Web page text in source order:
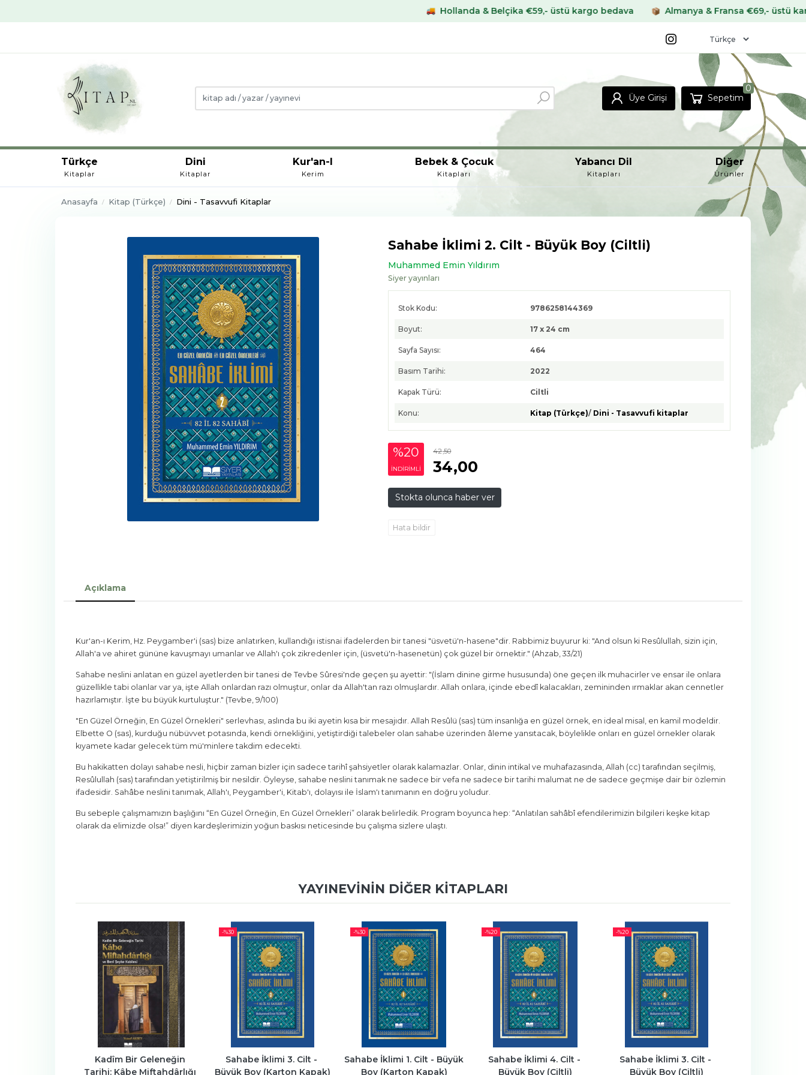
Hollanda & Belçika €59,- üstü kargo bedava Almanya & Fransa €69,- üstü kargo bedava
Üye Girişi Sepetim
0
Türkçe
Kitaplar
Dini
Kitaplar
Kur'an-I
Kerim
Bebek & Çocuk
Kitapları
Yabancı Dil
Kitapları
Diğer
Ürünler
Anasayfa Kitap (Türkçe) Dini - Tasavvufi Kitaplar
Sahabe İklimi 2. Cilt - Büyük Boy (Ciltli)
Muhammed Emin Yıldırım
Siyer yayınları
Stok Kodu: 9786258144369
Boyut: 17 x 24 cm
Sayfa Sayısı: 464
Basım Tarihi: 2022
Kapak Türü: Ciltli
Konu: Kitap (Türkçe)/ Dini - Tasavvufi kitaplar
%20
INDIRIMLI
42,50
34,00
Stokta olunca haber ver
Hata bildir
Açıklama
Kur'an-ı Kerim, Hz. Peygamber'i (sas) bize anlatırken, kullandığı istisnai ifadelerden bir tanesi "üsvetü'n-hasene"dir. Rabbimiz buyurur ki: "And olsun ki Resûlullah, sizin için,
Allah'a ve ahiret gününe kavuşmayı umanlar ve Allah'ı çok zikredenler için, (üsvetü'n-hasenetün) çok güzel bir örnektir." (Ahzab, 33/21)
Sahabe neslini anlatan en güzel ayetlerden bir tanesi de Tevbe Sûresi'nde geçen şu ayettir: "(İslam dinine girme hususunda) öne geçen ilk muhacirler ve ensar ile onlara
güzellikle tabi olanlar var ya, işte Allah onlardan razı olmuştur, onlar da Allah'tan razı olmuşlardır. Allah onlara, içinde ebedî kalacakları, zemininden ırmaklar akan cennetler
hazırlamıştır. İşte bu büyük kurtuluştur." (Tevbe, 9/100)
"En Güzel Örneğin, En Güzel Örnekleri" serlevhası, aslında bu iki ayetin kısa bir mesajıdır. Allah Resûlü (sas) tüm insanlığa en güzel örnek, en ideal misal, en kamil modeldir.
Elbette O (sas), kurduğu nübüvvet potasında, kendi örnekliğini, yetiştirdiği talebeler olan sahabe üzerinden âleme yansıtacak, böylelikle onları en güzel örnekler olarak
kıyamete kadar gelecek tüm mü'minlere takdim edecekti.
Bu hakikatten dolayı sahabe nesli, hiçbir zaman bizler için sadece tarihî şahsiyetler olarak kalamazlar. Onlar, dinin intikal ve muhafazasında, Allah (cc) tarafından seçilmiş,
Resûlullah (sas) tarafından yetiştirilmiş bir nesildir. Öyleyse, sahabe neslini tanımak ne sadece bir vefa ne sadece bir tarihi malumat ne de sadece geçmişe dair bir özlemin
ifadesidir. Sahâbe neslini tanımak, Allah'ı, Peygamber'i, Kitab'ı, dolayısı ile İslam'ı tanımanın en doğru yoludur.
Bu sebeple çalışmamızın başlığını “En Güzel Örneğin, En Güzel Örnekleri” olarak belirledik. Program boyunca hep: “Anlatılan sahâbî efendilerimizin bilgileri keşke kitap
olarak da elimizde olsa!” diyen kardeşlerimizin yoğun baskısı neticesinde bu çalışma sizlere ulaştı.
YAYINEVININ DIĞER KITAPLARI
30
Sahabe İklimi 3. Cilt -
Büyük Boy (Karton Kapak)
-%30
Sahabe İklimi 1. Cilt - Büyük
Boy (Karton Kapak)
-%20
Sahabe İklimi 4. Cilt -
Büyük Boy (Ciltli)
-%20
Sahabe İklimi 3. Cilt -
Büyük Boy (Ciltli)
-%20
Sahabe İklimi 1. Cilt - Büyük
Boy (Ciltli)